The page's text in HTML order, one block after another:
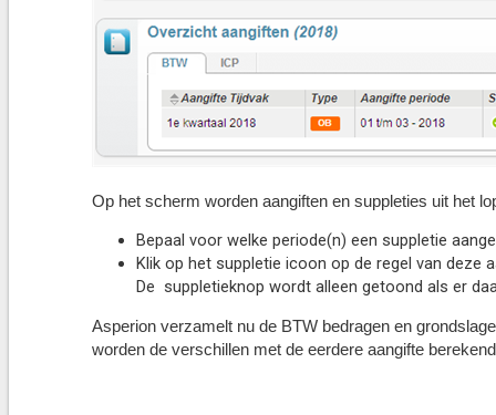
Op het scherm worden aangiften en suppleties uit het
Bepaal voor welke periode(n) een suppletie
Klik op het suppletie icoon op de regel van deze
De suppletieknop wordt alleen getoond als er
Asperion verzamelt nu de BTW bedragen en
worden de verschillen met de eerdere aangifte